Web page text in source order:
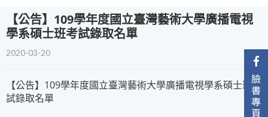
​【公告】109學年度國立臺灣藝術大學廣播電視
學系碩士班考試錄取名單
2020-03-20
【公告】109學年度國立臺灣藝術大學廣播電視學系碩士班考
試錄取名單